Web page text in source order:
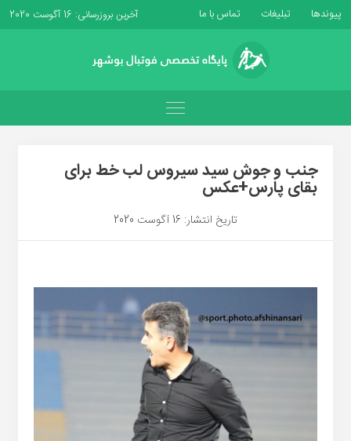
پیوندها تبلیغات تماس با ما آخرین بروزرسانی: 16 آگوست 2020
جنب و جوش سید سیروس لب خط برای
بقای پارس+عکس
تاریخ انتشار: 16 آگوست 2020